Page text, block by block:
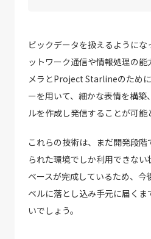
ビックデータを扱えるように
ットワーク通信や情報処理の
メラとProject Starlineのため
ーを用いて、細かな表情を構
ルを作成し発信することが可能
これらの技術は、まだ開発段
られた環境でしか利用できない
ベースが完成しているため、
ベルに落とし込み手元に届く
いでしょう。